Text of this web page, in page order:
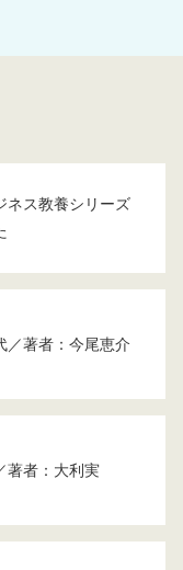
ネス教養シリーズ
／著者：今尾恵介
著者：大利実